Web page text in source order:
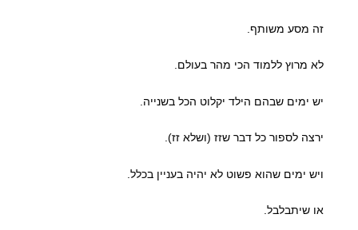
זה מסע משותף.
לא מרוץ ללמוד הכי מהר בעולם.
יש ימים שבהם הילד יקלוט הכל בשנייה.
ירצה לספור כל דבר שזז (ושלא זז).
ויש ימים שהוא פשוט לא יהיה בעניין בכלל.
או שיתבלבל.